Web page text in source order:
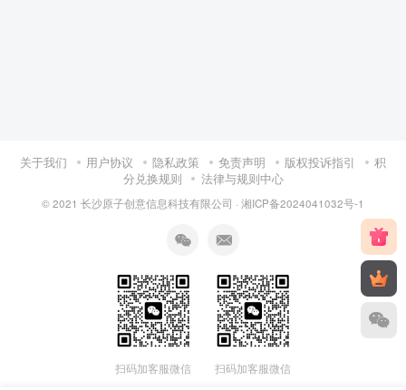
关于我们 用户协议 隐私政策 免责声明 版权投诉指引
积
分兑换规则
法律与规则中心
© 2021 长沙原子创意信息科技有限公司 · 湘ICP备2024041032号-1
扫码加客服微信 扫码加客服微信